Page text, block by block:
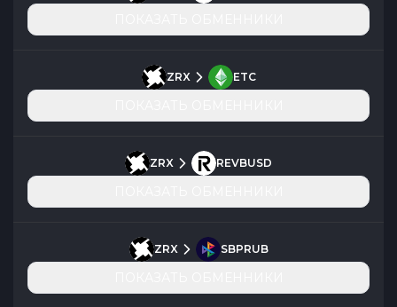
ZRX ETC
ZRX REVBUSD
ZRX SBPRUB